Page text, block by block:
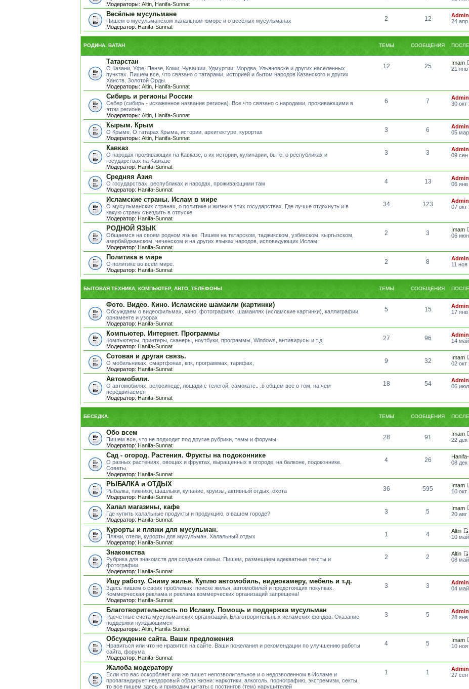
Модераторы: Altin Hanifa-Sunnat
Весёлые мусульмане
Пишем о мусульманском халальном юморе и о весёлых мусульманах
Модератор: Hanifa-Sunnat
2 12
Admin
24
РОДИНА. ВАТАН ТЕМЫ СООБЩЕНИЯ
Татарстан
О Казани, Уфе, Пензе, Коми, Чувашии, Удмуртии, Мордва, Ульяновске и других населенных
пунктах. Пишем все, что связано с татарами, историей и бытом народов Казанского и других
Ханств, Золотой Орды.
Модераторы: Altin Hanifa-Sunnat
12 25
Imam
21
Сибирь и регионы России
Себер (сибирь - искаженное название региона). Все что связано с народами, проживающими в
этом регионе
Модераторы: Altin Hanifa-Sunnat
6 7
Admin
30 окт
Кырым. Крым
О Крыме. О татарах Крыма, истории, архитектуре, курортах
Модераторы: Altin Hanifa-Sunnat
3 6
Admin
05
Кавказ
О народах проживающих на Кавказе, о их истории, кулинарии, быте, о республиках и
государствах на Кавказе
Модератор: Hanifa-Sunnat
3 3
Admin
09 сен
Средняя Азия
О государствах, республиках и народах, проживающими там
Модератор: Hanifa-Sunnat
4 13
Admin
06
Исламские страны. Ислам в мире
О мусульманских странах, о политике и жизни в этих государствах. Где лучше отдохнуть и в
какую страну съездить в отпуске
Модератор: Hanifa-Sunnat
34 123
Admin
07 окт
РОДНОЙ ЯЗЫК
Общаемся на своем родном языке. Пишем на татарском, таджикском, узбекском, кыргызском,
азербайджанском, чеченском и на других языках народов, исповедующих Ислам.
Модератор: Hanifa-Sunnat
2 3
Imam
06
Политика в мире
О политике во всем мире.
Модератор: Hanifa-Sunnat
2 8
Admin
11
БЫТОВАЯ ТЕХНИКА, КОМПЬЮТЕР, АВТО, ТЕЛЕФОНЫ ТЕМЫ СООБЩЕНИЯ
Фото. Видео. Кино. Исламские шамаили (картинки)
Обсуждаем о видеофильмах, кино, фотографиях, шамаилях (исламские картинки), каллиграфии,
орнаменте и узорах
Модератор: Hanifa-Sunnat
5 15
Admin
17
Компьютер. Интернет. Программы
Компьютеры, принтеры, сканеры, ноутбуки, программы, Windows, антивирусы и т.д.
Модератор: Hanifa-Sunnat
27 96
Admin
14
Сотовая и другая связь.
О мобильниках, смартфонах, кпк, программах, тарифах,
Модератор: Hanifa-Sunnat
9 32
Imam
02 окт
Автомобили.
О автомобилях, велосипеде, лощади с телегой, самокате.. .в общем все о том, на чем
передвигаемся
Модератор: Hanifa-Sunnat
18 54
Admin
06
БЕСЕДКА. ТЕМЫ СООБЩЕНИЯ
Обо всем
Пишем все, что не подходит под другие рубрики, темы и форумы.
Модератор: Hanifa-Sunnat
28 91
Imam
22
Сад - огород. Растения. Фрукты на подоконнике
О разных растениях, овощах и фруктах, выращенных в огороде, на балконе, подоконнике.
Советы.
Модератор: Hanifa-Sunnat
4 26
08
РЫБАЛКА и ОТДЫХ
Рыбалка, пикники, шашлыки, купание, круизы, активный отдых, охота
Модератор: Hanifa-Sunnat
36 595
Imam
10
Халал магазины, кафе
Где купить халальные продукты и продукцию, в вашем городе?
Модератор: Hanifa-Sunnat
3 5
Imam
20 авг
Курорты и пляжи для мусульман.
Пляжи, отели, курорты для мусульман. Халальный отдых
Модератор: Hanifa-Sunnat
1 4
Altin
10
Знакомства
Рубрика для знакомств для создания семьи. Пишем, размещаем адекватные тексты и
фотографии.
Модератор: Hanifa-Sunnat
2 2
Altin
08
Ищу работу. Сниму жилье. Куплю автомобиль, видеокамеру, мебель и т.д.
Здесь пишем о своих проблемах: поиске жилья, автомобилей и предстоящих покупках.
Коммерческая реклама и реклама коммерческих организаций запрещена!
Модератор: Hanifa-Sunnat
3 3
Admin
04
Благотворительность по Исламу. Помощь и поддержка мусульман
Расчетные счета мусульманских организаций. Благотворительных исламских фондов. Оказание
поддержки нуждающимся
Модераторы: Altin Hanifa-Sunnat
3 5
Admin
28
Обсуждение сайта. Ваши предложения
Нравиться или что не нравится на сайте. Ваши пожелания и рекомендации по улучшению работы
сайта, форума
Модератор: Hanifa-Sunnat
4 5
Imam
10
Жалоба модератору
Если кто вас оскорбляет или же пишет непозволительное и о недозволенном в Исламе и
пропагандирует нездоровый образ жизни: наркотики, алкоголь, порнографию, экстремизм, секты,
то все пишем здесь и приводим цитаты с постингов (тем) нарушителей
1 1
Admin
27